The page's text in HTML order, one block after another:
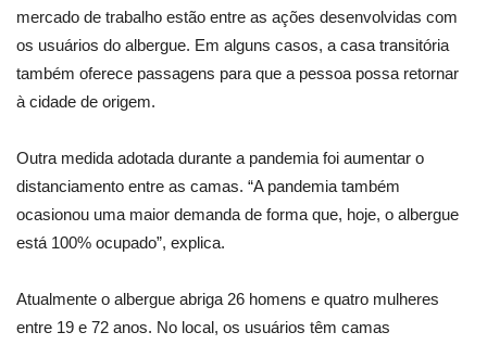
mercado de trabalho estão entre as ações desenvolvidas com
os usuários do albergue. Em alguns casos, a casa transitória
também oferece passagens para que a pessoa possa retornar
à cidade de origem.
Outra medida adotada durante a pandemia foi aumentar o
distanciamento entre as camas. “A pandemia também
ocasionou uma maior demanda de forma que, hoje, o albergue
está 100% ocupado”, explica.
Atualmente o albergue abriga 26 homens e quatro mulheres
entre 19 e 72 anos. No local, os usuários têm camas